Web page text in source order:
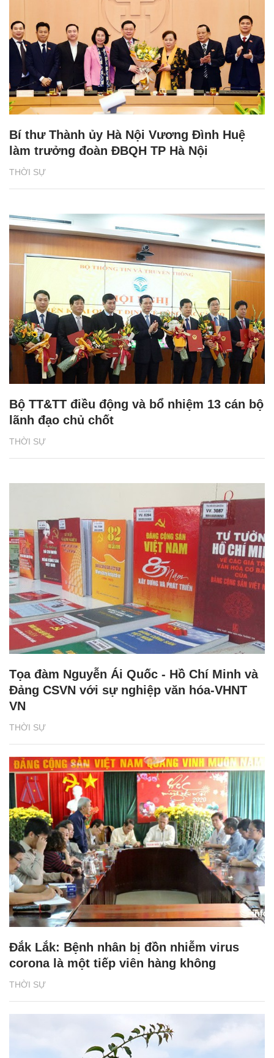
THỜI SỰ
Bí thư Thành ủy Hà Nội Vương Đình Huệ
làm trưởng đoàn ĐBQH TP Hà Nội
THỜI SỰ
Bộ TT&TT điều động và bổ nhiệm 13 cán bộ
lãnh đạo chủ chốt
THỜI SỰ
Tọa đàm Nguyễn Ái Quốc - Hồ Chí Minh và
Đảng CSVN với sự nghiệp văn hóa-VHNT
VN
THỜI SỰ
Đắk Lắk: Bệnh nhân bị đồn nhiễm virus
corona là một tiếp viên hàng không